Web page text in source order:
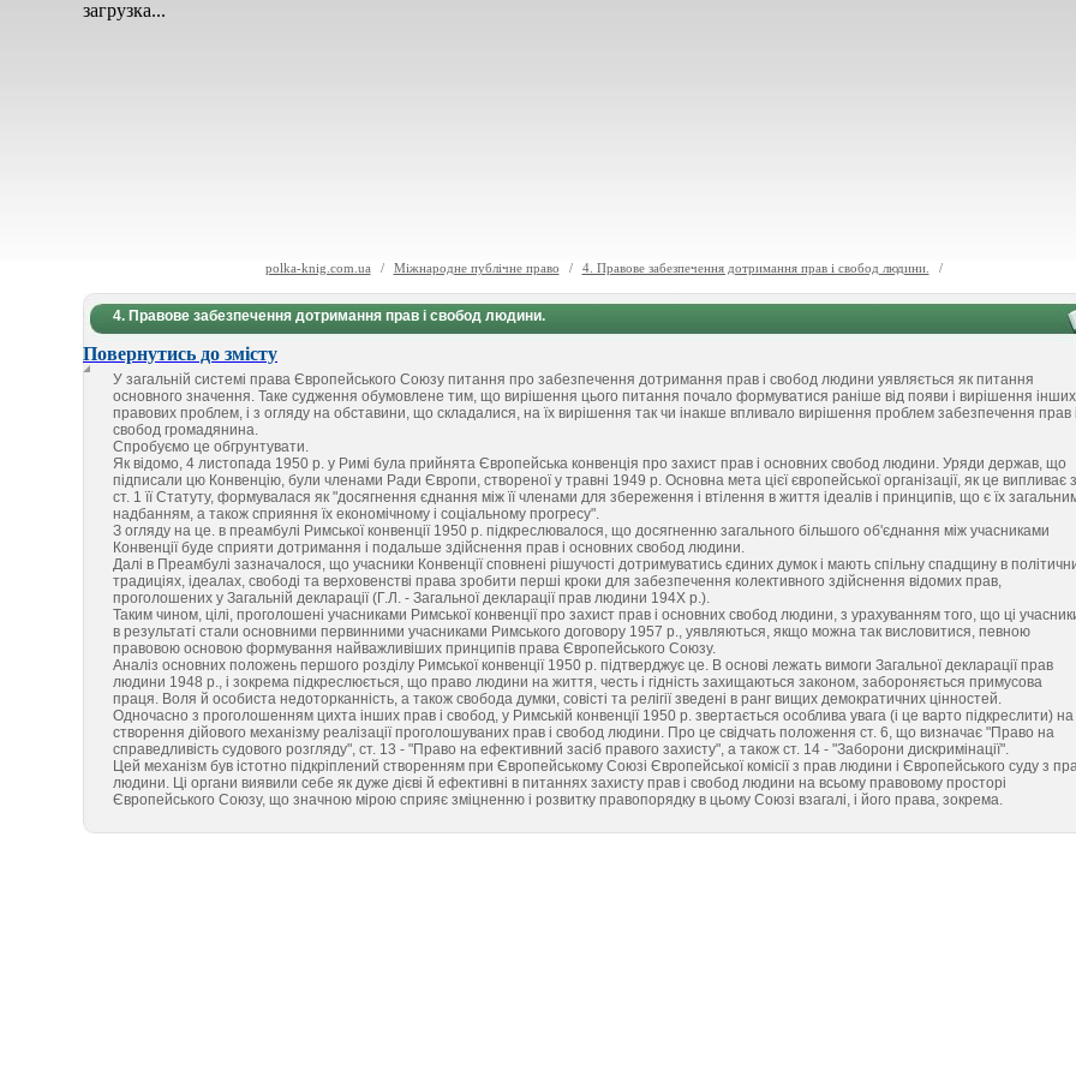
загрузка...
polka-knig.com.ua / Міжнародне публічне право / 4. Правове забезпечення дотримання прав і свобод людини. /
4. Правове забезпечення дотримання прав і свобод людини.
Повернутись до змісту
У загальній системі права Європейського Союзу питання про забезпечення дотримання прав і свобод людини уявляється як питання
основного значення. Таке судження обумовлене тим, що вирішення цього питання почало формуватися раніше від появи і вирішення інших
правових проблем, і з огляду на обставини, що складалися, на їх вирішення так чи інакше впливало вирішення проблем забезпечення прав і
свобод громадянина.
Спробуємо це обгрунтувати.
Як відомо, 4 листопада 1950 р. у Римі була прийнята Європейська конвенція про захист прав і основних свобод людини. Уряди держав, що
підписали цю Конвенцію, були членами Ради Європи, створеної у травні 1949 р. Основна мета цієї європейської організації, як це випливає
ст. 1 її Статуту, формувалася як "досягнення єднання між її членами для збереження і втілення в життя ідеалів і принципів, що є їх
надбанням, а також сприяння їх економічному і соціальному прогресу".
З огляду на це. в преамбулі Римської конвенції 1950 р. підкреслювалося, що досягненню загального більшого об'єднання між учасниками
Конвенції буде сприяти дотримання і подальше здійснення прав і основних свобод людини.
Далі в Преамбулі зазначалося, що учасники Конвенції сповнені рішучості дотримуватись єдиних думок і мають спільну спадщину в
традиціях, ідеалах, свободі та верховенстві права зробити перші кроки для забезпечення колективного здійснення відомих прав,
проголошених у Загальній декларації (Г.Л. - Загальної декларації прав людини 194Х p.).
Таким чином, цілі, проголошені учасниками Римської конвенції про захист прав і основних свобод людини, з урахуванням того, що ці
в результаті стали основними первинними учасниками Римського договору 1957 p., уявляються, якщо можна так висловитися, певною
правовою основою формування найважливіших принципів права Європейського Союзу.
Аналіз основних положень першого розділу Римської конвенції 1950 р. підтверджує це. В основі лежать вимоги Загальної декларації прав
людини 1948 p., і зокрема підкреслюється, що право людини на життя, честь і гідність захищаються законом, забороняється примусова
праця. Воля й особиста недоторканність, а також свобода думки, совісті та релігії зведені в ранг вищих демократичних цінностей.
Одночасно з проголошенням цихта інших прав і свобод, у Римській конвенції 1950 р. звертається особлива увага (і це варто підкреслити) на
створення дійового механізму реалізації проголошуваних прав і свобод людини. Про це свідчать положення ст. 6, що визначає "Право на
справедливість судового розгляду", ст. 13 - "Право на ефективний засіб правого захисту", а також ст. 14 - "Заборони дискримінації".
Цей механізм був істотно підкріплений створенням при Європейському Союзі Європейської комісії з прав людини і Європейського суду з
людини. Ці органи виявили себе як дуже дієві й ефективні в питаннях захисту прав і свобод людини на всьому правовому просторі
Європейського Союзу, що значною мірою сприяє зміцненню і розвитку правопорядку в цьому Союзі взагалі, і його права, зокрема.